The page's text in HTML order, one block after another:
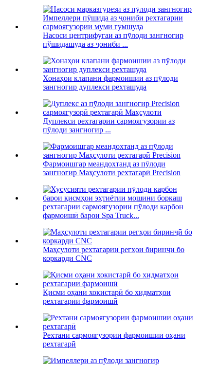
Насоси центрифугаи аз пӯлоди зангногир
пўшидашуда аз ҷониби ...
Хонаҳои клапани фармоишии аз пӯлоди
зангногир дуплекси рехташуда
Дуплекси рехтагарии сармоягузории аз
пӯлоди зангногир ...
Фармоишгар меандохтанд аз пӯлоди
зангногир Маҳсулоти рехтагарӣ Precision
рехтагарии сармоягузории пӯлоди карбон
фармоишӣ барои Spa Truck...
Маҳсулоти рехтагарии регҳои биринҷӣ бо
коркарди CNC
Қисми оҳани хокистарӣ бо хидматҳои
рехтагарии фармоишӣ
Рехтани сармоягузории фармоишии оҳани
рехтагарӣ